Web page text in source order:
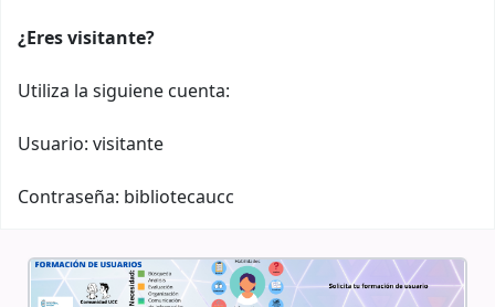
¿Eres visitante?
Utiliza la siguiene cuenta:
Usuario: visitante
Contraseña: bibliotecaucc